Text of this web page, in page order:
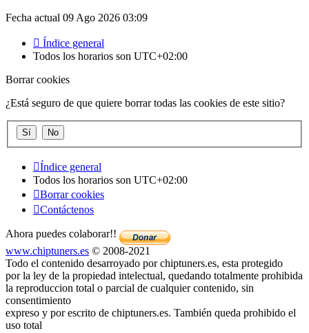
Fecha actual 09 Ago 2026 03:09
Índice general
Todos los horarios son UTC+02:00
Borrar cookies
¿Está seguro de que quiere borrar todas las cookies de este sitio?
Índice general
Todos los horarios son UTC+02:00
Borrar cookies
Contáctenos
Ahora puedes colaborar!!
www.chiptuners.es © 2008-2021
Todo el contenido desarroyado por chiptuners.es, esta protegido
por la ley de la propiedad intelectual, quedando totalmente prohibida
la reproduccion total o parcial de cualquier contenido, sin
consentimiento
expreso y por escrito de chiptuners.es. También queda prohibido el
uso total